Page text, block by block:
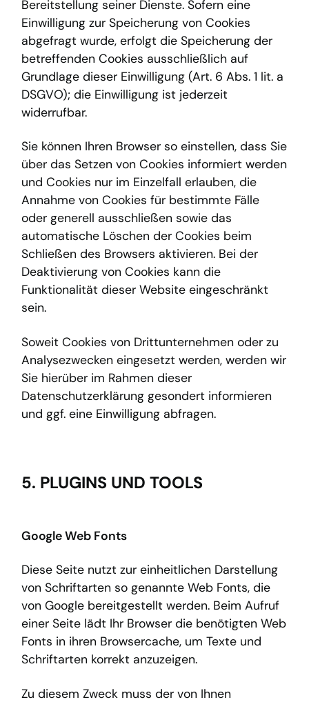
Bereitstellung seiner Dienste. Sofern eine
Einwilligung zur Speicherung von Cookies
abgefragt wurde, erfolgt die Speicherung der
betreffenden Cookies ausschließlich auf
Grundlage dieser Einwilligung (Art. 6 Abs. 1 lit. a
DSGVO); die Einwilligung ist jederzeit
widerrufbar.
Sie können Ihren Browser so einstellen, dass Sie
über das Setzen von Cookies informiert werden
und Cookies nur im Einzelfall erlauben, die
Annahme von Cookies für bestimmte Fälle
oder generell ausschließen sowie das
automatische Löschen der Cookies beim
Schließen des Browsers aktivieren. Bei der
Deaktivierung von Cookies kann die
Funktionalität dieser Website eingeschränkt
sein.
Soweit Cookies von Drittunternehmen oder zu
Analysezwecken eingesetzt werden, werden wir
Sie hierüber im Rahmen dieser
Datenschutzerklärung gesondert informieren
und ggf. eine Einwilligung abfragen.
5. PLUGINS UND TOOLS
Google Web Fonts
Diese Seite nutzt zur einheitlichen Darstellung
von Schriftarten so genannte Web Fonts, die
von Google bereitgestellt werden. Beim Aufruf
einer Seite lädt Ihr Browser die benötigten Web
Fonts in ihren Browsercache, um Texte und
Schriftarten korrekt anzuzeigen.
Zu diesem Zweck muss der von Ihnen